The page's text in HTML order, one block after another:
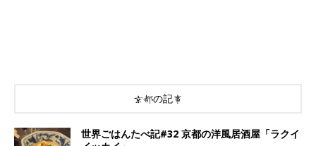
京都の記事
世界ごはんたべ記#32 京都の洋風居酒屋「ラクイ